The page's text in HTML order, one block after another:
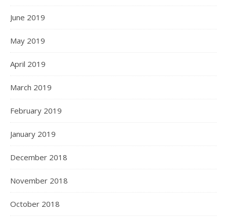
June 2019
May 2019
April 2019
March 2019
February 2019
January 2019
December 2018
November 2018
October 2018